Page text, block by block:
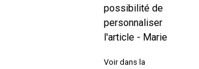
possibilité de
personnaliser
l'article - Marie
Voir dans la